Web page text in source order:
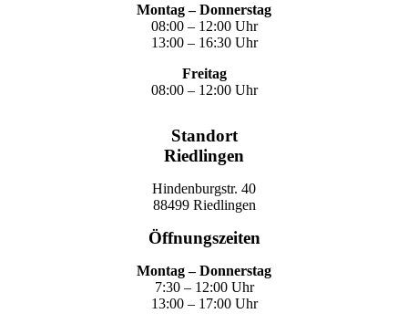
Montag – Donnerstag
08:00 – 12:00 Uhr
13:00 – 16:30 Uhr
Freitag
08:00 – 12:00 Uhr
Standort
Riedlingen
Hindenburgstr. 40
88499 Riedlingen
Öffnungszeiten
Montag – Donnerstag
7:30 – 12:00 Uhr
13:00 – 17:00 Uhr